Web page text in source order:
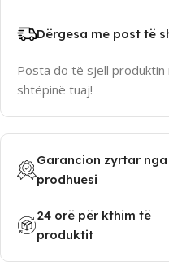
Dërgesa me post të
Posta do të sjell produktin
shtëpinë tuaj!
Garancion zyrtar nga
prodhuesi
24 orë për kthim të
produktit